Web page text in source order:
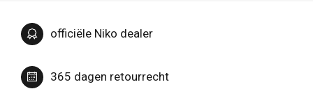
officiële Niko dealer
365 dagen retourrecht